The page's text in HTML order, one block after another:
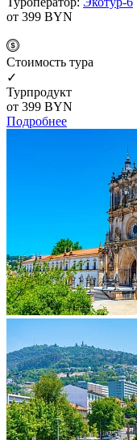
от 399 BYN
Cтоимость тура
✓
Турпродукт
от 399 BYN
Подробнее